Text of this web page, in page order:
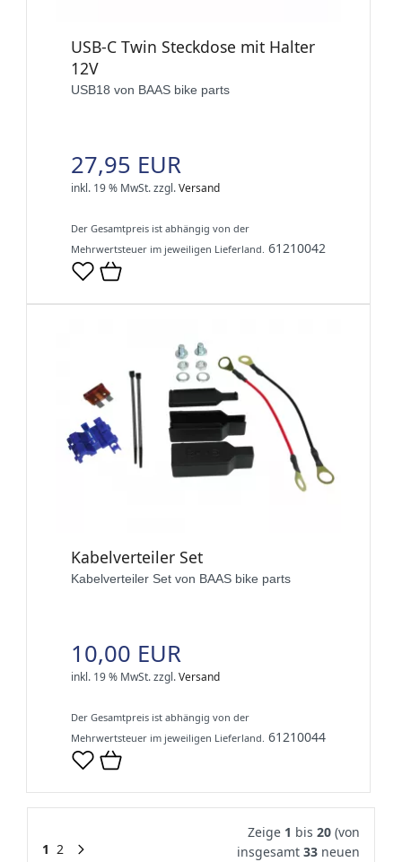
USB-C Twin Steckdose mit Halter
12V
USB18 von BAAS bike parts
27,95 EUR
inkl. 19 % MwSt.zzgl.Versand
Der Gesamtpreis ist abhängig von der
Mehrwertsteuer im jeweiligen Lieferland. 61210042
Kabelverteiler Set
Kabelverteiler Set von BAAS bike parts
10,00 EUR
inkl. 19 % MwSt.zzgl.Versand
Der Gesamtpreis ist abhängig von der
Mehrwertsteuer im jeweiligen Lieferland. 61210044
1 2
Zeige 1 bis 20 (von
insgesamt 33 neuen